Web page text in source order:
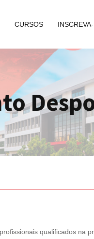
CURSOS
qualificados na